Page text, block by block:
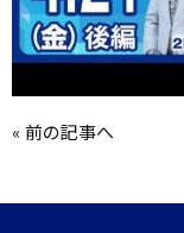
«前の記事へ